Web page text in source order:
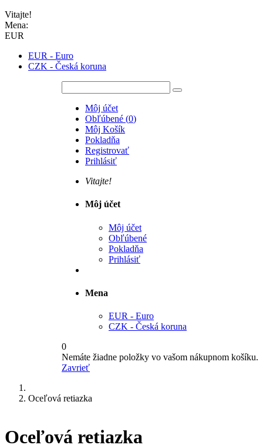
Vitajte!
Mena:
EUR
EUR - Euro
CZK - Česká koruna
Môj účet
Obľúbené (0)
Môj Košík
Pokladňa
Registrovať
Prihlásiť
Vitajte!
Môj účet
Môj účet
Obľúbené
Pokladňa
Prihlásiť
Mena
EUR - Euro
CZK - Česká koruna
0
Nemáte žiadne položky vo vašom nákupnom košíku.
Zavrieť
Oceľová retiazka
Oceľová retiazka